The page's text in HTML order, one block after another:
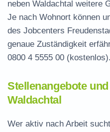
neben Waldachtal weitere
Je nach Wohnort können
des Jobcenters
genaue Zuständigkeit
0800 4 5555 00 (kostenlos).
Stellenangebote
Waldachtal
Wer aktiv nach Arbeit